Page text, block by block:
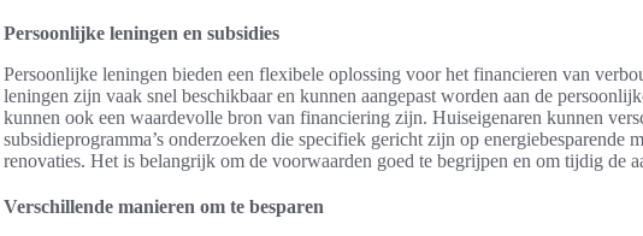
Persoonlijke leningen en subsidies
Persoonlijke leningen bieden een flexibele oplossing voor het financieren van
leningen zijn vaak snel beschikbaar en kunnen aangepast worden aan de
kunnen ook een waardevolle bron van financiering zijn. Huiseigenaren kunnen
subsidieprogramma’s onderzoeken die specifiek gericht zijn op energiebesparende
renovaties. Het is belangrijk om de voorwaarden goed te begrijpen en om tijdig de
Verschillende manieren om te besparen